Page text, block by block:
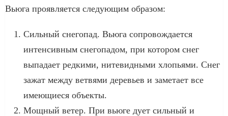
Вьюга проявляется следующим образом:
Сильный снегопад. Вьюга сопровождается
интенсивным снегопадом, при котором снег
выпадает редкими, нитевидными хлопьями. Снег
зажат между ветвями деревьев и заметает все
имеющиеся объекты.
Мощный ветер. При вьюге дует сильный и